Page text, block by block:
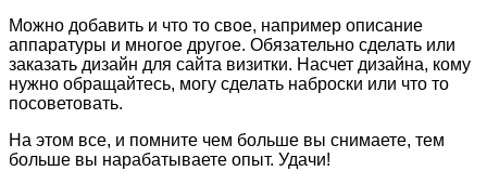
Можно добавить и что то свое, например описание
аппаратуры и многое другое. Обязательно сделать или
заказать дизайн для сайта визитки. Насчет дизайна, кому
нужно обращайтесь, могу сделать наброски или что то
посоветовать.
На этом все, и помните чем больше вы снимаете, тем
больше вы нарабатываете опыт. Удачи!